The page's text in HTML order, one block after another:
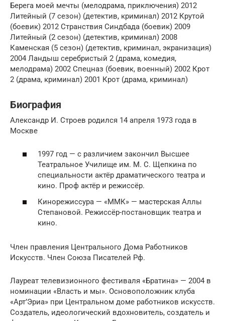
Берега моей мечты (мелодрама, приключения) 2012
Литейный (7 сезон) (детектив, криминал) 2012 Крутой
(боевик) 2012 Странствия Синдбада (боевик) 2009
Литейный (2 сезон) (детектив, криминал) 2008
Каменская (5 сезон) (детектив, криминал, экранизация)
2004 Ландыш серебристый 2 (драма, комедия,
мелодрама) 2002 Спецназ (боевик, военный) 2002 Крот
2 (драма, криминал) 2001 Крот (драма, криминал)
Биография
Александр И. Строев родился 14 апреля 1973 года в
Москве
1997 год — с различием закончил Высшее
Театральное Училище им. М. С. Щепкина по
специальности актёр драматического театра и
кино. Проф актёр и режиссёр.
Кинорежиссура — «ММК» — мастерская Аллы
Степановой. Режиссёр-постановщик театра и
кино.
Член правления Центрального Дома Работников
Искусств. Член Союза Писателей Рф.
Лауреат телевизионного фестиваля «Братина» — 2004 в
номинации «Власть и мы». Основоположник клуба
«Арт’Эриа» при Центральном доме работников искусств.
Создатель, идеологический вдохновитель, создатель и